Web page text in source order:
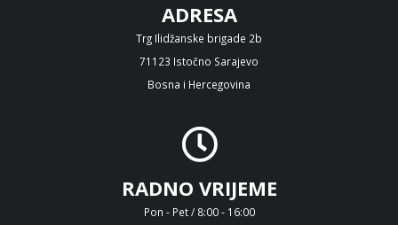
ADRESA
Trg Ilidžanske brigade 2b
71123 Istočno Sarajevo
Bosna i Hercegovina
RADNO VRIJEME
Pon - Pet / 8:00 - 16:00